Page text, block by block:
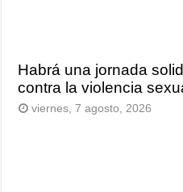
Habrá una jornada
contra la violencia
viernes, 7 agosto, 2026